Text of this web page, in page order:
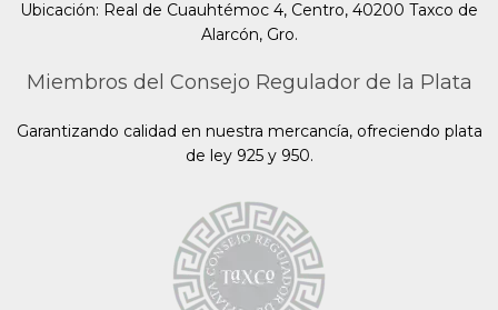
Ubicación: Real de Cuauhtémoc 4, Centro, 40200 Taxco de
Alarcón, Gro.
Miembros del Consejo Regulador de la Plata
Garantizando calidad en nuestra mercancía, ofreciendo plata
de ley 925 y 950.